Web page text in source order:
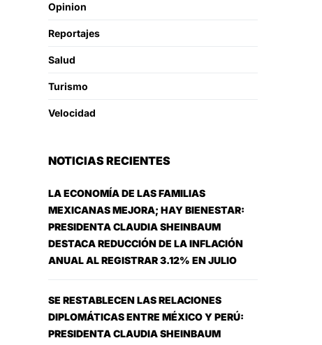
Opinion
Reportajes
Salud
Turismo
Velocidad
NOTICIAS RECIENTES
LA ECONOMÍA DE LAS FAMILIAS
MEXICANAS MEJORA; HAY BIENESTAR:
PRESIDENTA CLAUDIA SHEINBAUM
DESTACA REDUCCIÓN DE LA INFLACIÓN
ANUAL AL REGISTRAR 3.12% EN JULIO
SE RESTABLECEN LAS RELACIONES
DIPLOMÁTICAS ENTRE MÉXICO Y PERÚ:
PRESIDENTA CLAUDIA SHEINBAUM